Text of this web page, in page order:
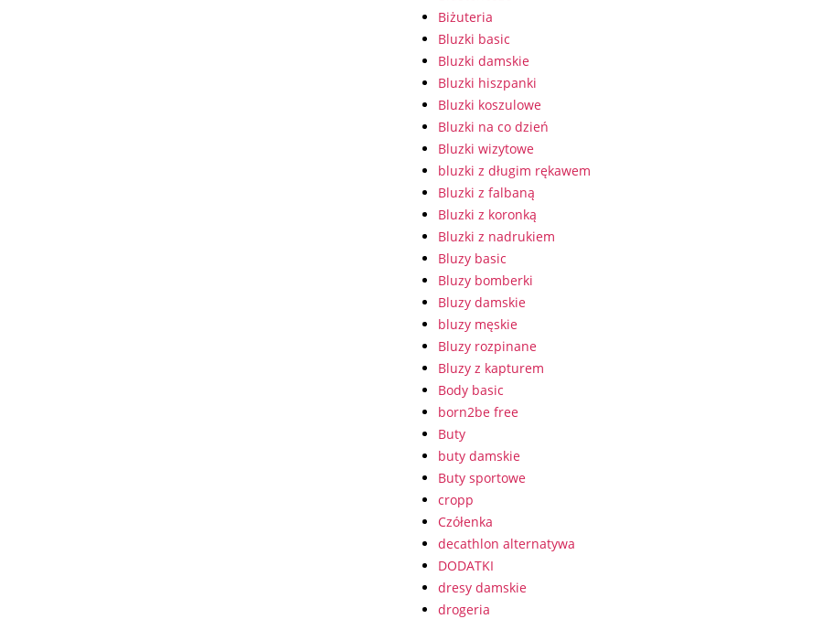
Biżuteria
Bluzki basic
Bluzki damskie
Bluzki hiszpanki
Bluzki koszulowe
Bluzki na co dzień
Bluzki wizytowe
bluzki z długim rękawem
Bluzki z falbaną
Bluzki z koronką
Bluzki z nadrukiem
Bluzy basic
Bluzy bomberki
Bluzy damskie
bluzy męskie
Bluzy rozpinane
Bluzy z kapturem
Body basic
born2be free
Buty
buty damskie
Buty sportowe
cropp
Czółenka
decathlon alternatywa
DODATKI
dresy damskie
drogeria